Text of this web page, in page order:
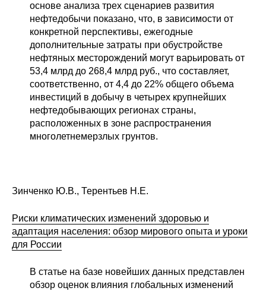
основе анализа трех сценариев развития
нефтедобычи показано, что, в зависимости от
конкретной перспективы, ежегодные
дополнительные затраты при обустройстве
нефтяных месторождений могут варьировать от
53,4 млрд до 268,4 млрд руб., что составляет,
соответственно, от 4,4 до 22% общего объема
инвестиций в добычу в четырех крупнейших
нефтедобывающих регионах страны,
расположенных в зоне распространения
многолетнемерзлых грунтов.
Зинченко Ю.В., Терентьев Н.Е.
Риски климатических изменений здоровью и
адаптация населения: обзор мирового опыта и уроки
для России
В статье на базе новейших данных представлен
обзор оценок влияния глобальных изменений